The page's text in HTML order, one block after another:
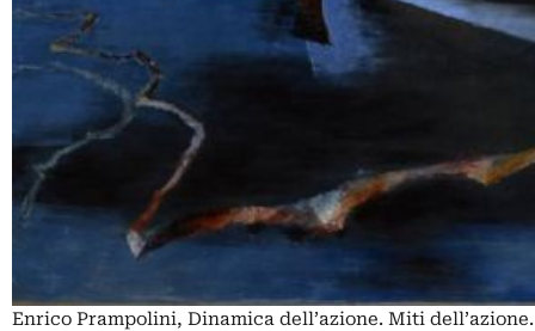
Enrico Prampolini, Dinamica dell’azione. Miti